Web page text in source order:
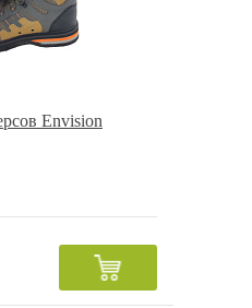
Envision